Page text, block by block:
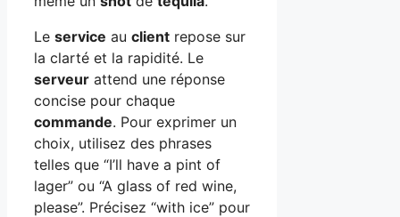
Le service au client repose sur
la clarté et la rapidité. Le
serveur attend une réponse
concise pour chaque
commande. Pour exprimer un
choix, utilisez des phrases
telles que “I’ll have a pint of
lager” ou “A glass of red wine,
please”. Précisez “with ice” pour